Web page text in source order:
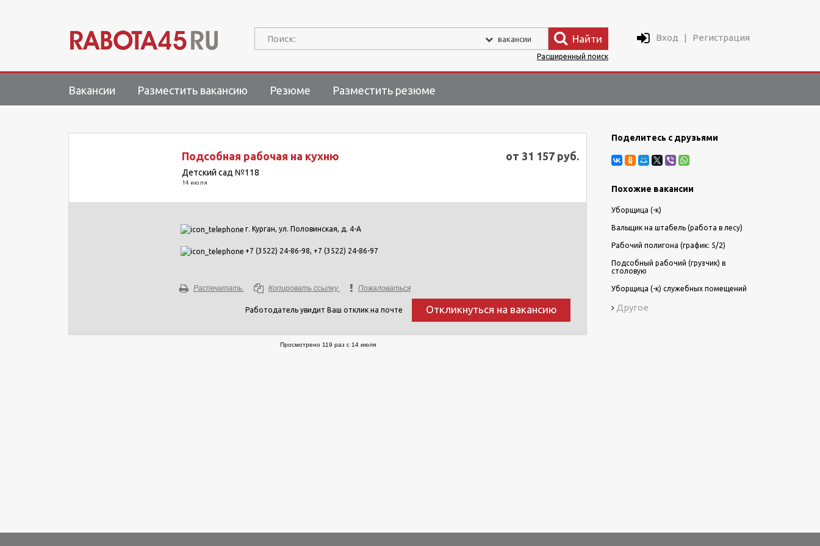
Поиск: вакансии Найти Вход | Регистрация
Расширенный поиск
Вакансии Разместить вакансию Резюме Разместить резюме
Подсобная рабочая на кухню от 31 157 руб.
Детский сад №118
14 июля
г. Курган, ул. Половинская, д. 4-А
+7 (3522) 24-86-98, +7 (3522) 24-86-97
Распечатать Копировать ссылку Пожаловаться
Работодатель увидит Ваш отклик на почте Откликнуться на вакансию
Просмотрено 119 раз с 14 июля
Поделитесь с друзьями
Похожие вакансии
Уборщица (-к)
Вальщик на штабель (работа в лесу)
Рабочий полигона (график: 5/2)
Подсобный рабочий (грузчик) в
столовую
Уборщица (-к) служебных помещений
Другое